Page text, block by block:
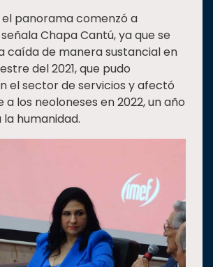
el panorama comenzó a
Chapa Cantú, ya que se
caída de manera sustancial en
del 2021, que pudo
el sector de servicios y afectó
los neoloneses en 2022, un año
humanidad.